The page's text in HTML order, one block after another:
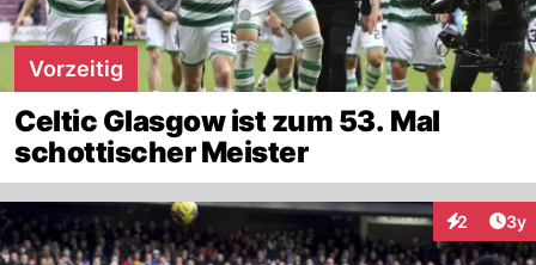
Vorzeitig
Celtic Glasgow ist zum 53. Mal
schottischer Meister
2 3y